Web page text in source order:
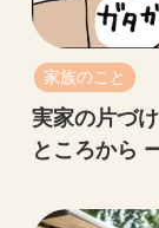
家族のこと
実家の片づ
ところから